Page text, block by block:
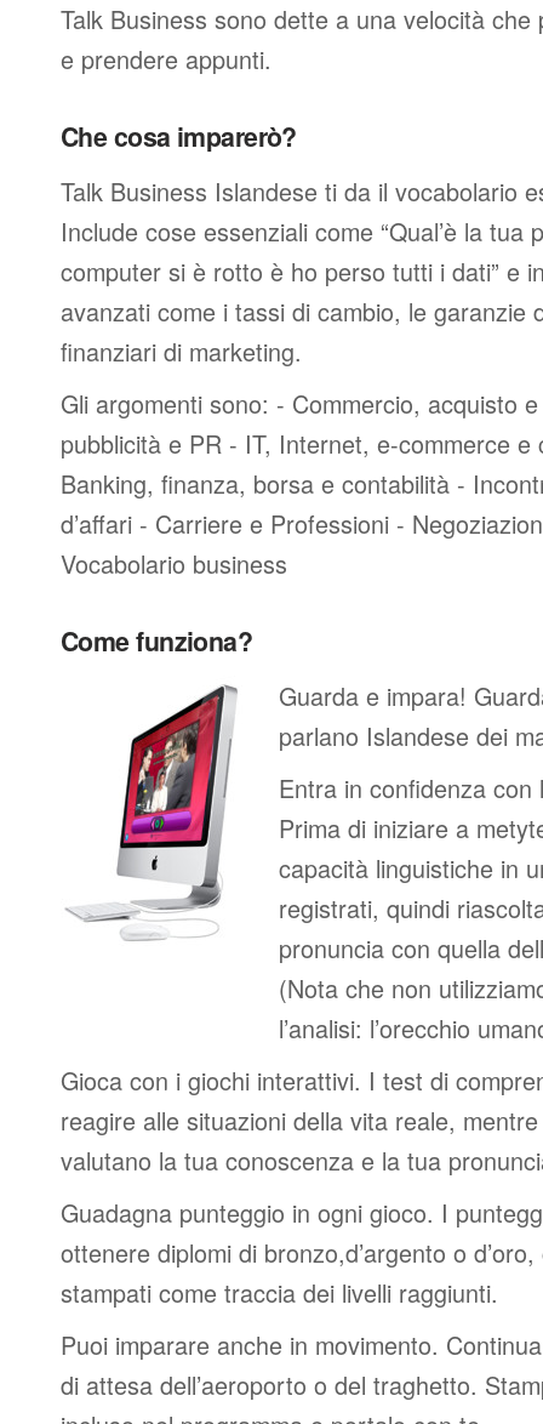
Talk Business sono dette a una velocità
e prendere appunti.
Che cosa imparerò?
Talk Business Islandese ti da il vocabolario
Include cose essenziali come “Qual’è la tua
computer si è rotto è ho perso tutti i dati” e
avanzati come i tassi di cambio, le garanzie
finanziari di marketing.
Gli argomenti sono: - Commercio, acquisto
pubblicità e PR - IT, Internet, e-commerce e
Banking, finanza, borsa e contabilità -
d’affari - Carriere e Professioni -
Vocabolario business
Come funziona?
Guarda e impara!
parlano Islandese dei
Entra in confidenza
Prima di iniziare a
capacità linguistiche in
registrati, quindi
pronuncia con quella
(Nota che non
l’analisi: l’orecchio
Gioca con i giochi interattivi. I test di
reagire alle situazioni della vita reale,
valutano la tua conoscenza e la tua
Guadagna punteggio in ogni gioco. I
ottenere diplomi di bronzo,d’argento o
stampati come traccia dei livelli raggiunti.
Puoi imparare anche in movimento.
di attesa dell’aeroporto o del traghetto.